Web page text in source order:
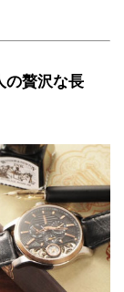
の贅沢な長